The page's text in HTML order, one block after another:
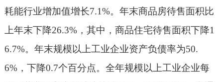
耗能行业增加值增长7.1%。年末商品房待售面积比
上年末下降26.3%，其中，商品住宅待售面积下降1
6.7%。年末规模以上工业企业资产负债率为50.
6%，下降0.7个百分点。全年规模以上工业企业每